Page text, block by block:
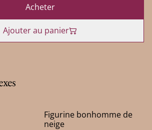
Acheter
Ajouter au panier
Figurine bonhomme de
neige